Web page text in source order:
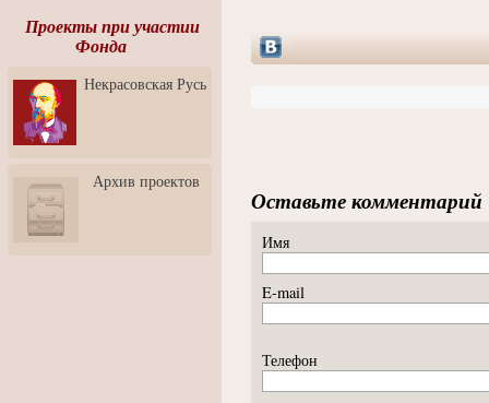
Отчётный концерт детского
театра танца "Задоринка"
Профессионалов - Эпизод
3: Обусловленности
человека и их влияние на
карьеру
скульптором Дмитрием
Тугариновым
АртБульвар в День города
Проекты при участии
Фонда
Некрасовская Русь
Архив проектов
Оставьте комментарий
Имя
E-mail
Телефон